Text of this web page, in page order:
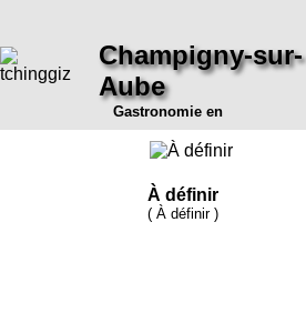
Champigny-sur-
Aube
Gastronomie en
À définir
( À définir )